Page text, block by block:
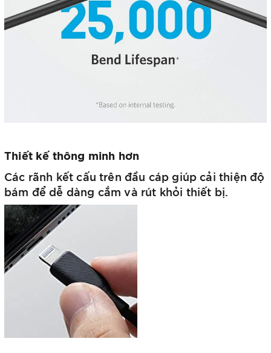
Thiết kế thông minh hơn
Các rãnh kết cấu trên đầu cáp giúp cải thiện độ
bám để dễ dàng cắm và rút khỏi thiết bị.